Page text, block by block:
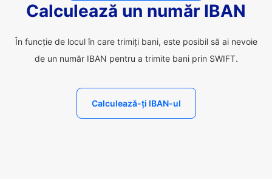
Calculează un număr IBAN
În funcție de locul în care trimiți bani, este posibil să ai nevoie
de un număr IBAN pentru a trimite bani prin SWIFT.
Calculează-ți IBAN-ul